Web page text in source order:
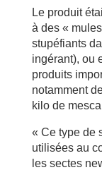
Le produit
à des «
stupéfiants
ingérant), ou
produits
notamment
kilo de
« Ce type de
utilisées au
les sectes